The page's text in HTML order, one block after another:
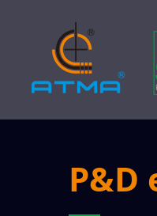
P&D